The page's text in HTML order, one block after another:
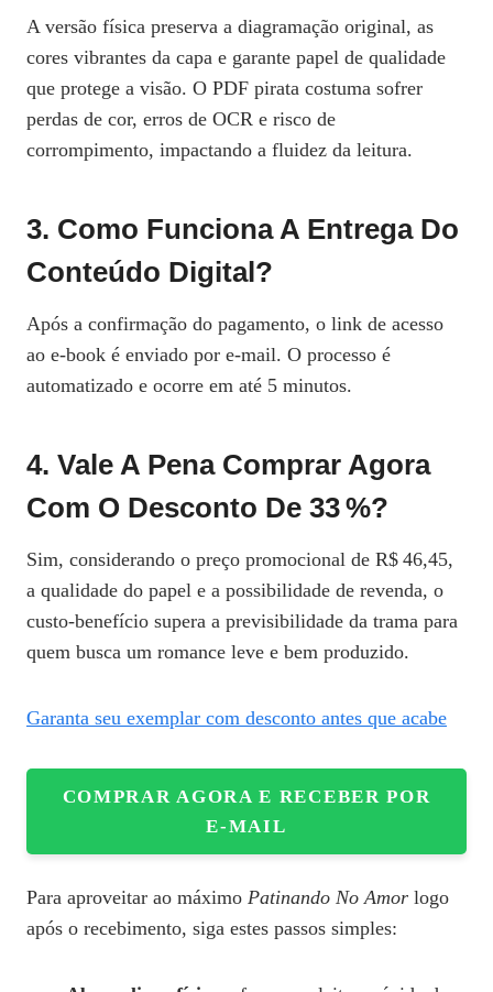
A versão física preserva a diagramação original, as
cores vibrantes da capa e garante papel de qualidade
que protege a visão. O PDF pirata costuma sofrer
perdas de cor, erros de OCR e risco de
corrompimento, impactando a fluidez da leitura.
3. Como Funciona A Entrega Do
Conteúdo Digital?
Após a confirmação do pagamento, o link de acesso
ao e‑book é enviado por e‑mail. O processo é
automatizado e ocorre em até 5 minutos.
4. Vale A Pena Comprar Agora
Com O Desconto De 33 %?
Sim, considerando o preço promocional de R$ 46,45,
a qualidade do papel e a possibilidade de revenda, o
custo‑benefício supera a previsibilidade da trama para
quem busca um romance leve e bem produzido.
Garanta seu exemplar com desconto antes que acabe
COMPRAR AGORA E RECEBER POR
E‑MAIL
Para aproveitar ao máximo Patinando No Amor logo
após o recebimento, siga estes passos simples: